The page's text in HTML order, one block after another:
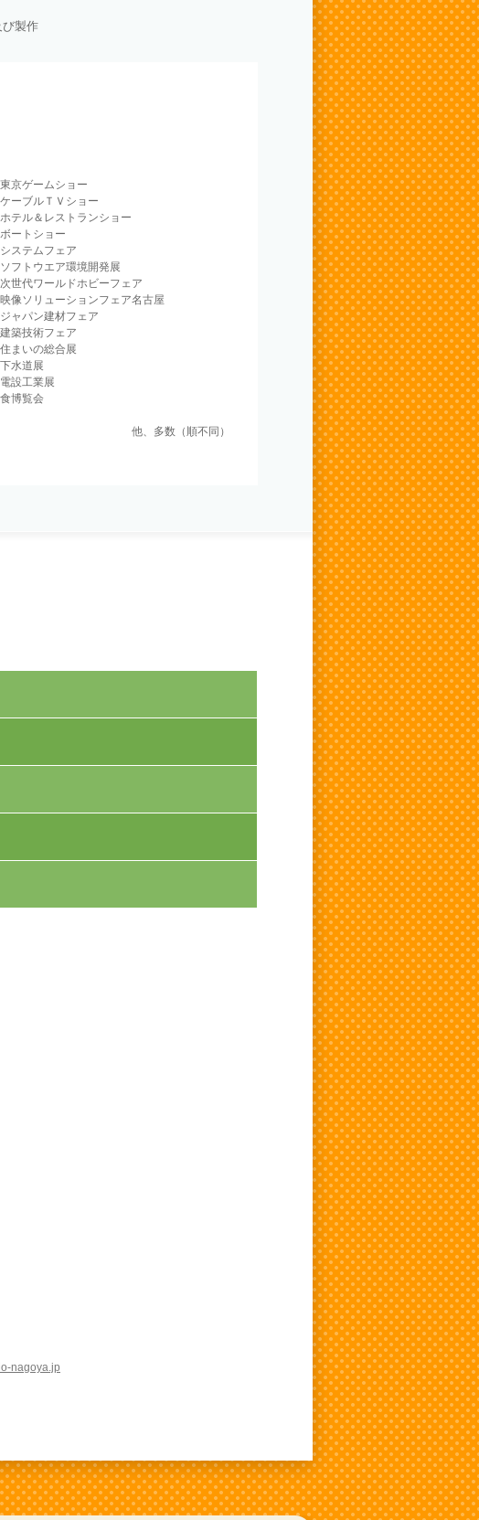
び製作
東京ゲームショー
ケーブルＴＶショー
ホテル＆レストランショー
ボートショー
システムフェア
ソフトウエア環境開発展
次世代ワールドホビーフェア
映像ソリューションフェア名古屋
ジャパン建材フェア
建築技術フェア
住まいの総合展
下水道展
電設工業展
食博覧会
他、多数（順不同）
nagoya.jp